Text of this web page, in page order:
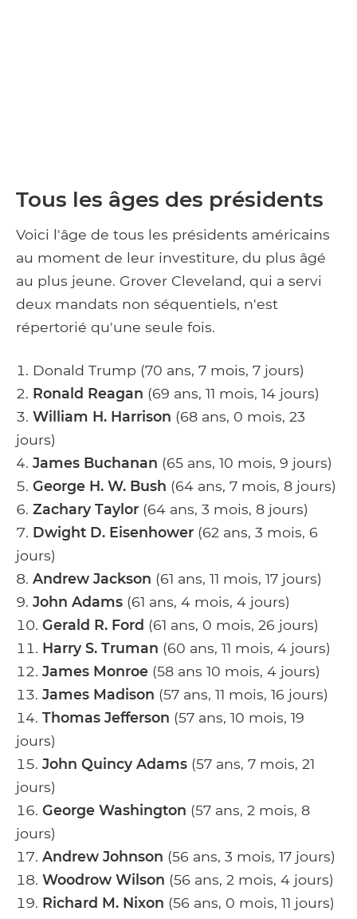
Tous les âges des présidents
Voici l'âge de tous les présidents américains
au moment de leur investiture, du plus âgé
au plus jeune. Grover Cleveland, qui a servi
deux mandats non séquentiels, n'est
répertorié qu'une seule fois.
Donald Trump (70 ans, 7 mois, 7 jours)
Ronald Reagan (69 ans, 11 mois, 14 jours)
William H. Harrison (68 ans, 0 mois, 23
jours)
James Buchanan (65 ans, 10 mois, 9 jours)
George H. W. Bush (64 ans, 7 mois, 8 jours)
Zachary Taylor (64 ans, 3 mois, 8 jours)
Dwight D. Eisenhower (62 ans, 3 mois, 6
jours)
Andrew Jackson (61 ans, 11 mois, 17 jours)
John Adams (61 ans, 4 mois, 4 jours)
Gerald R. Ford (61 ans, 0 mois, 26 jours)
Harry S. Truman (60 ans, 11 mois, 4 jours)
James Monroe (58 ans 10 mois, 4 jours)
James Madison (57 ans, 11 mois, 16 jours)
Thomas Jefferson (57 ans, 10 mois, 19
jours)
John Quincy Adams (57 ans, 7 mois, 21
jours)
George Washington (57 ans, 2 mois, 8
jours)
Andrew Johnson (56 ans, 3 mois, 17 jours)
Woodrow Wilson (56 ans, 2 mois, 4 jours)
Richard M. Nixon (56 ans, 0 mois, 11 jours)